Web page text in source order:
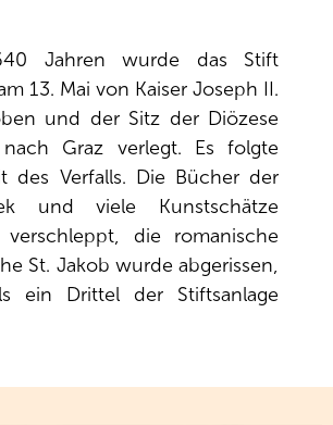
Jahren wurde das Stift
13. Mai von Kaiser Joseph II.
und der Sitz der Diözese
nach Graz verlegt. Es folgte
des Verfalls. Die Bücher der
und viele Kunstschätze
die romanische
St. Jakob wurde abgerissen,
ein Drittel der Stiftsanlage